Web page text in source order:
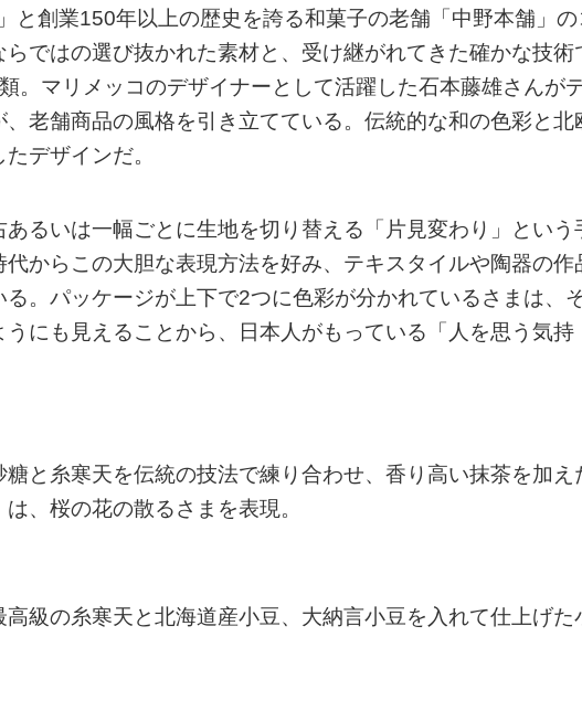
と創業150年以上の歴史を誇る和菓子の老舗「中野本舗」の
ではの選び抜かれた素材と、受け継がれてきた確かな技術
。マリメッコのデザイナーとして活躍した石本藤雄さんが
老舗商品の風格を引き立てている。伝統的な和の色彩と北
デザインだ。
るいは一幅ごとに生地を切り替える「片見変わり」という
からこの大胆な表現方法を好み、テキスタイルや陶器の作
。パッケージが上下で2つに色彩が分かれているさまは、
にも見えることから、日本人がもっている「人を思う気持
と糸寒天を伝統の技法で練り合わせ、香り高い抹茶を加え
、桜の花の散るさまを表現。
級の糸寒天と北海道産小豆、大納言小豆を入れて仕上げた